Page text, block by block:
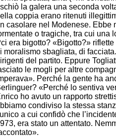
la galera una seconda
coppia erano ritenuti
casolare nel Modenese. Ebbe
o tragiche, tra cui una
era bigotto? «Bigotto?» riflette
moralismo sbagliata, di
del partito. Eppure
le mogli per altre
Perché la gente ha
«Perché lo sentiva
ho avuto un rapporto
condiviso la stessa
a cui confidò che
era stato un attentato.